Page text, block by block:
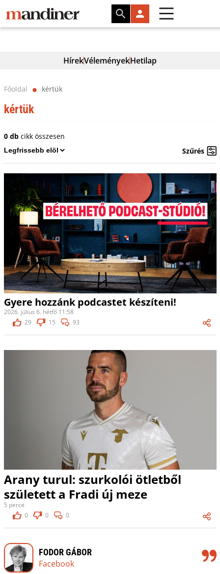
HírekVéleményekHetilap
Főoldal ⬤ kértük
kértük
0 dbcikk összesen
Szűrés
Gyere hozzánk podcastet készíteni!
2026. július 6. hétfő 11:58
29
15 93
Arany turul: szurkolói ötletből
született a Fradi új meze
5 perce
0
0 0
FODOR GÁBOR
Facebook